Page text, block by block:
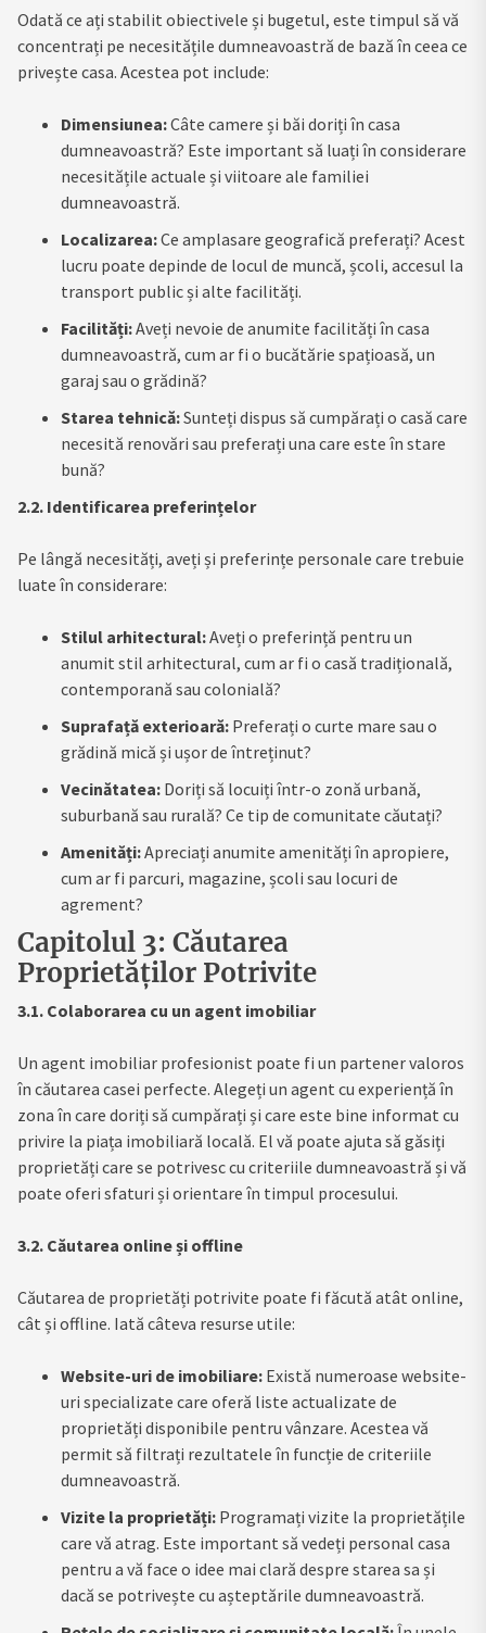
Odată ce ați stabilit obiectivele și bugetul, este timpul să vă
concentrați pe necesitățile dumneavoastră de bază în ceea ce
privește casa. Acestea pot include:
Dimensiunea:Câte camere și băi doriți în casa
dumneavoastră? Este important să luați în considerare
necesitățile actuale și viitoare ale familiei
dumneavoastră.
Localizarea:Ce amplasare geografică preferați? Acest
lucru poate depinde de locul de muncă, școli, accesul la
transport public și alte facilități.
Facilități:Aveți nevoie de anumite facilități în casa
dumneavoastră, cum ar fi o bucătărie spațioasă, un
garaj sau o grădină?
Starea tehnică:Sunteți dispus să cumpărați o casă care
necesită renovări sau preferați una care este în stare
bună?
2.2. Identificarea preferințelor
Pe lângă necesități, aveți și preferințe personale care trebuie
luate în considerare:
Stilul arhitectural:Aveți o preferință pentru un
anumit stil arhitectural, cum ar fi o casă tradițională,
contemporană sau colonială?
Suprafață exterioară: Preferați o curte mare sau o
grădină mică și ușor de întreținut?
Vecinătatea: Doriți să locuiți într-o zonă urbană,
suburbană sau rurală? Ce tip de comunitate căutați?
Amenități:Apreciați anumite amenități în apropiere,
cum ar fi parcuri, magazine, școli sau locuri de
agrement?
Capitolul 3: Căutarea
Proprietăților Potrivite
3.1. Colaborarea cu un agent imobiliar
Un agent imobiliar profesionist poate fi un partener valoros
în căutarea casei perfecte. Alegeți un agent cu experiență în
zona în care doriți să cumpărați și care este bine informat cu
privire la piața imobiliară locală. El vă poate ajuta să găsiți
proprietăți care se potrivesc cu criteriile dumneavoastră și vă
poate oferi sfaturi și orientare în timpul procesului.
3.2. Căutarea online și offline
Căutarea de proprietăți potrivite poate fi făcută atât online,
cât și offline. Iată câteva resurse utile:
Website-uri de imobiliare: Există numeroase website-
uri specializate care oferă liste actualizate de
proprietăți disponibile pentru vânzare. Acestea vă
permit să filtrați rezultatele în funcție de criteriile
dumneavoastră.
Vizite la proprietăți: Programați vizite la proprietățile
care vă atrag. Este important să vedeți personal casa
pentru a vă face o idee mai clară despre starea sa și
dacă se potrivește cu așteptările dumneavoastră.